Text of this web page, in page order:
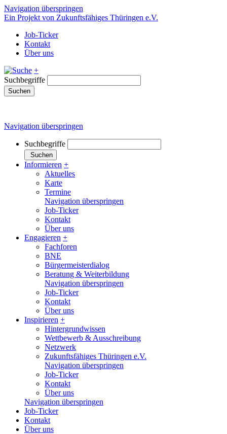
Navigation überspringen
Ein Projekt von Zukunftsfähiges Thüringen e.V.
Job-Ticker
Kontakt
Über uns
+
Suchbegriffe
Suchen
Navigation überspringen
Suchbegriffe
Suchen
Informieren +
Aktuelles
Karte
Termine
Navigation überspringen
Job-Ticker
Kontakt
Über uns
Engagieren +
Fachforen
BNE
Bürgermeisterdialog
Beratung & Weiterbildung
Navigation überspringen
Job-Ticker
Kontakt
Über uns
Inspirieren +
Hintergrundwissen
Wettbewerb & Ausschreibung
Netzwerk
Zukunftsfähiges Thüringen e.V.
Navigation überspringen
Job-Ticker
Kontakt
Über uns
Navigation überspringen
Job-Ticker
Kontakt
Über uns